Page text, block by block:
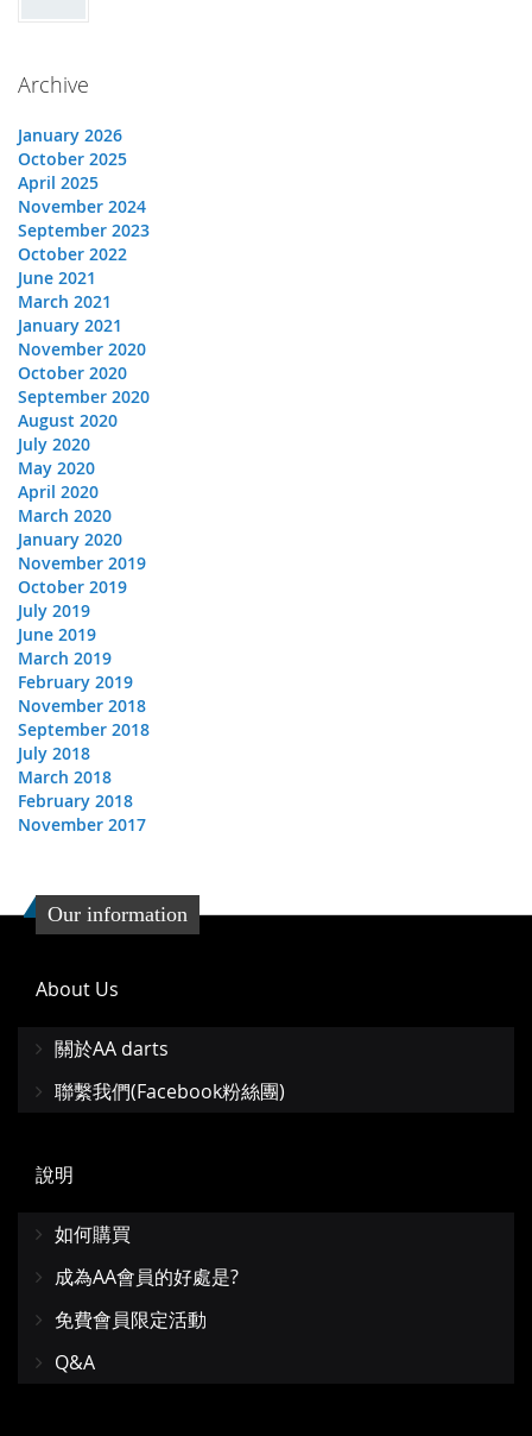
Archive
January 2026
October 2025
April 2025
November 2024
September 2023
October 2022
June 2021
March 2021
January 2021
November 2020
October 2020
September 2020
August 2020
July 2020
May 2020
April 2020
March 2020
January 2020
November 2019
October 2019
July 2019
June 2019
March 2019
February 2019
November 2018
September 2018
July 2018
March 2018
February 2018
November 2017
Our information
About Us
關於AA darts
聯繫我們(Facebook粉絲團)
說明
如何購買
成為AA會員的好處是?
免費會員限定活動
Q&A